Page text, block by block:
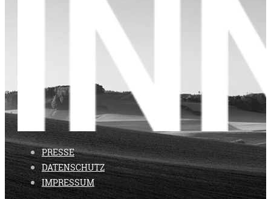
PRESSE
DATENSCHUTZ
IMPRESSUM